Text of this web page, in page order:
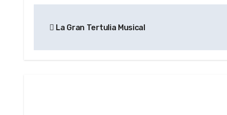
de
entradas
La Gran Tertulia Musical